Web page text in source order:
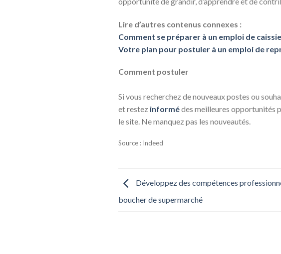
Lire d’autres contenus connexes :
Comment se préparer à un emploi de
Votre plan pour postuler à un emploi de
Comment postuler
Si vous recherchez de nouveaux postes ou
et restez informédes meilleures opportunités
le site. Ne manquez pas les nouveautés.
Source : Indeed
Développez des compétences
boucher de supermarché